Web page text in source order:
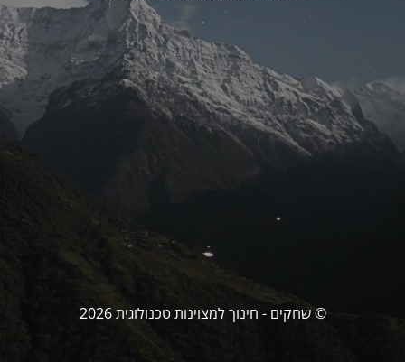
© שחקים - חינוך למצוינות טכנולוגית 2026